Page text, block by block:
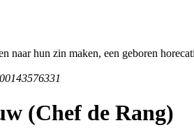
naar hun zin maken, een geboren
(Chef de Rang)